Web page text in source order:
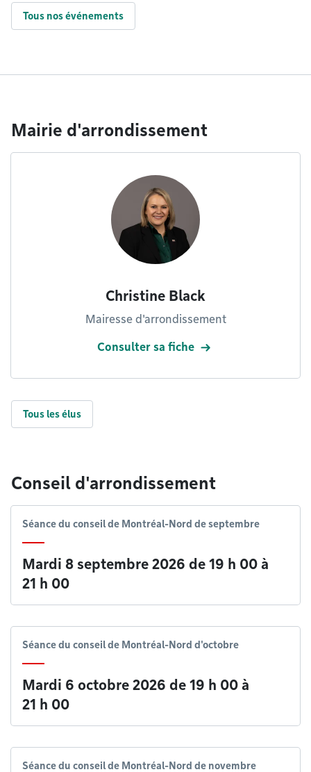
Tous nos événements
Mairie d'arrondissement
Christine Black
Mairesse d'arrondissement
Consulter sa fiche
Tous les élus
Conseil d'arrondissement
Séance du conseil de Montréal-Nord de septembre
Mardi 8 septembre 2026 de 19 h 00 à
21 h 00
Séance du conseil de Montréal-Nord d'octobre
Mardi 6 octobre 2026 de 19 h 00 à
21 h 00
Séance du conseil de Montréal-Nord de novembre